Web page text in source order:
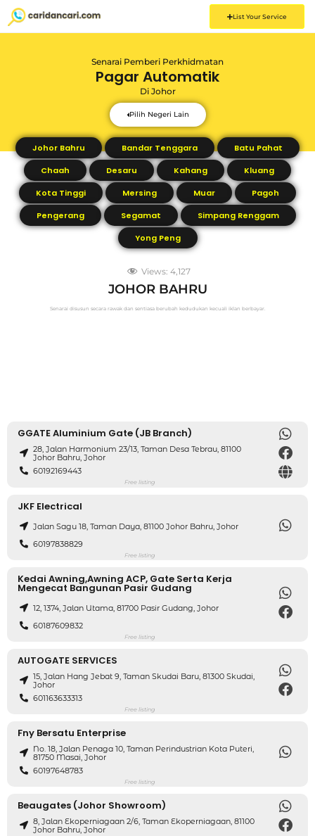
List Your Service
Senarai Pemberi Perkhidmatan
Pagar Automatik
Di Johor
Pilih Negeri Lain
Johor Bahru Bandar Tenggara
Batu Pahat
Chaah
Desaru Kahang
Kluang
Kota Tinggi
Mersing Muar
Pagoh
Pengerang
Segamat
Simpang Renggam
Yong Peng
Views: 4,127
JOHOR BAHRU
Senarai disusun secara rawak dan sentiasa berubah kedudukan kecuali iklan berbayar.
GGATE Aluminium Gate (JB Branch)
28, Jalan Harmonium 23/13, Taman Desa Tebrau, 81100
Johor Bahru, Johor
60192169443
Free listing
JKF Electrical
Jalan Sagu 18, Taman Daya, 81100 Johor Bahru, Johor
60197838829
Free listing
Kedai Awning,awning ACP, Gate Serta Kerja
Mengecat Bangunan Pasir Gudang
12, 1374, Jalan Utama, 81700 Pasir Gudang, Johor
60187609832
Free listing
AUTOGATE SERVICES
15, Jalan Hang Jebat 9, Taman Skudai Baru, 81300 Skudai,
Johor
601163633313
Free listing
Fny Bersatu Enterprise
No. 18, Jalan Penaga 10, Taman Perindustrian Kota Puteri,
81750 Masai, Johor
60197648783
Free listing
Beaugates (Johor Showroom)
8, Jalan Ekoperniagaan 2/6, Taman Ekoperniagaan, 81100
Johor Bahru, Johor